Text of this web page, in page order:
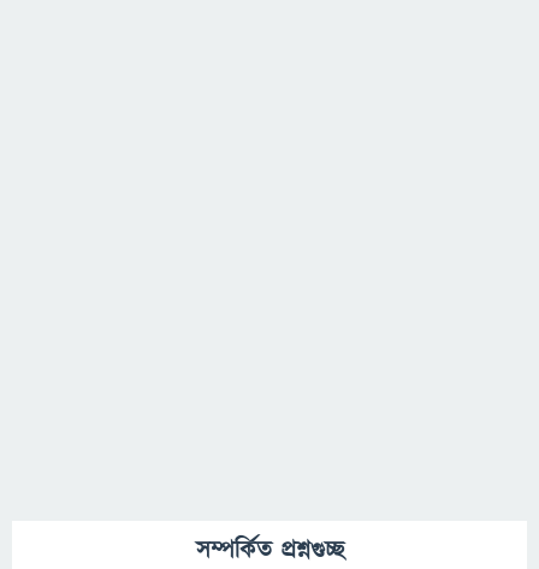
সম্পর্কিত প্রশ্নগুচ্ছ